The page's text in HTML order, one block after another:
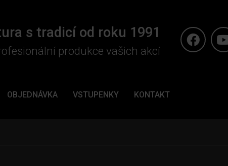
s tradicí od roku 1991
produkce vašich akcí
OBJEDNÁVKA VSTUPENKY KONTAKT